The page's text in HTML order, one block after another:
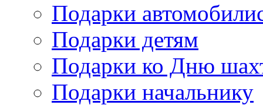
Подарки
Подарки детям
Подарки ко Дню
Подарки начальнику